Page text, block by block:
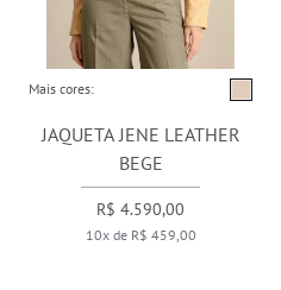
Mais cores:
JAQUETA JENE LEATHER
BEGE
R$ 4.590,00
10x de R$ 459,00